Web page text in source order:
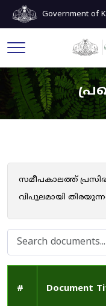
Government of
സമീപകാലത്ത്
വിപുലമായി
# Document